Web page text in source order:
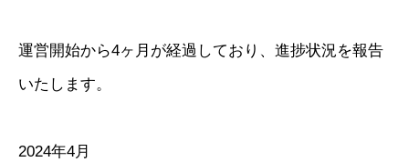
運営開始から4ヶ月が経過しており、進捗状況を報告
いたします。
2024年4月